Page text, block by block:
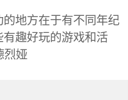
地方在于有不同年纪
趣好玩的游戏和活
娅